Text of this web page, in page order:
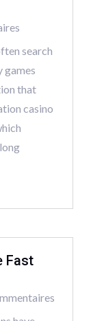
search
games
that
casino
Fast